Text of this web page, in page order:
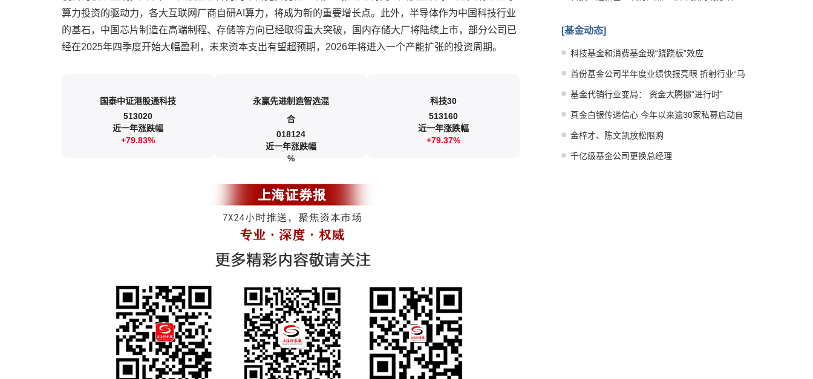
算力投资的驱动力，各大互联网厂商自研AI算力，将成为新的重要增长点。此外，半导体作为中国科技行业
的基石，中国芯片制造在高端制程、存储等方向已经取得重大突破，国内存储大厂将陆续上市，部分公司已
经在2025年四季度开始大幅盈利，未来资本支出有望超预期，2026年将进入一个产能扩张的投资周期。
国泰中证港股通科技
513020
近一年涨跌幅
+79.83%
永赢先进制造智选混
合
018124
近一年涨跌幅
%
科技30
513160
近一年涨跌幅
+79.37%
[基金动态]
科技基金和消费基金现“跷跷板”效应
首份基金公司半年度业绩快报亮眼 折射行业“马
太效应”进一步增强
基金代销行业变局： 资金大腾挪“进行时”
真金白银传递信心 今年以来逾30家私募启动自
购
金梓才、陈文凯放松限购
千亿级基金公司更换总经理